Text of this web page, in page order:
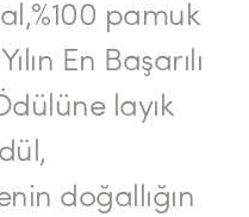
pamuk
En Başarılı
layık
doğallığın